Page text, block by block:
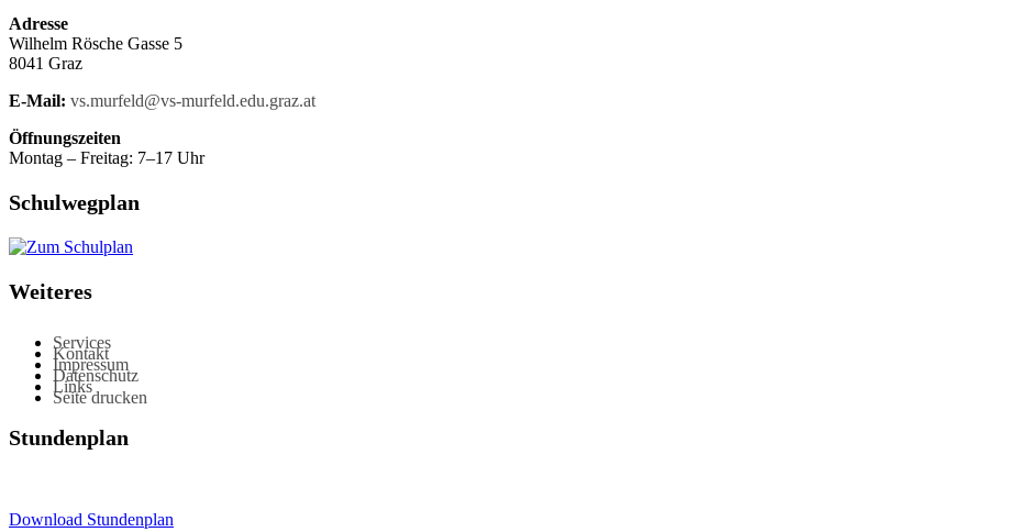
Adresse
Wilhelm Rösche Gasse 5
8041 Graz
E-Mail: vs.murfeld@vs-murfeld.edu.graz.at
Öffnungszeiten
Montag – Freitag: 7–17 Uhr
Schulwegplan
Weiteres
Services
Kontakt
Impressum
Datenschutz
Links
Seite drucken
Stundenplan
Download Stundenplan